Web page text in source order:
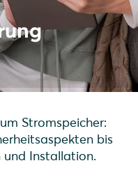
Stromspeicher:
bis
und Installation.